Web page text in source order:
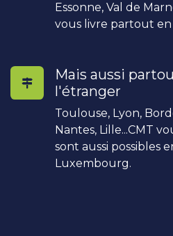
Essonne, Val de
vous livre partout
Mais aussi
l'étranger
Toulouse, Lyon,
Nantes, Lille...CMT
sont aussi possibles
Luxembourg.